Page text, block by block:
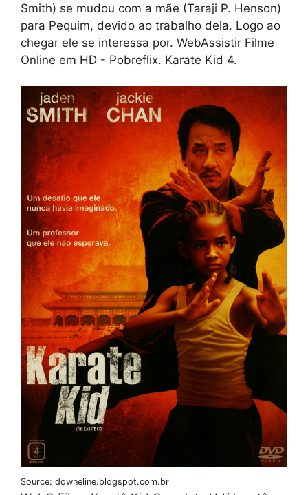
Smith) se mudou com a mãe (Taraji P. Henson)
para Pequim, devido ao trabalho dela. Logo ao
chegar ele se interessa por. WebAssistir Filme
Online em HD - Pobreflix. Karate Kid 4.
Source: downeline.blogspot.com.br